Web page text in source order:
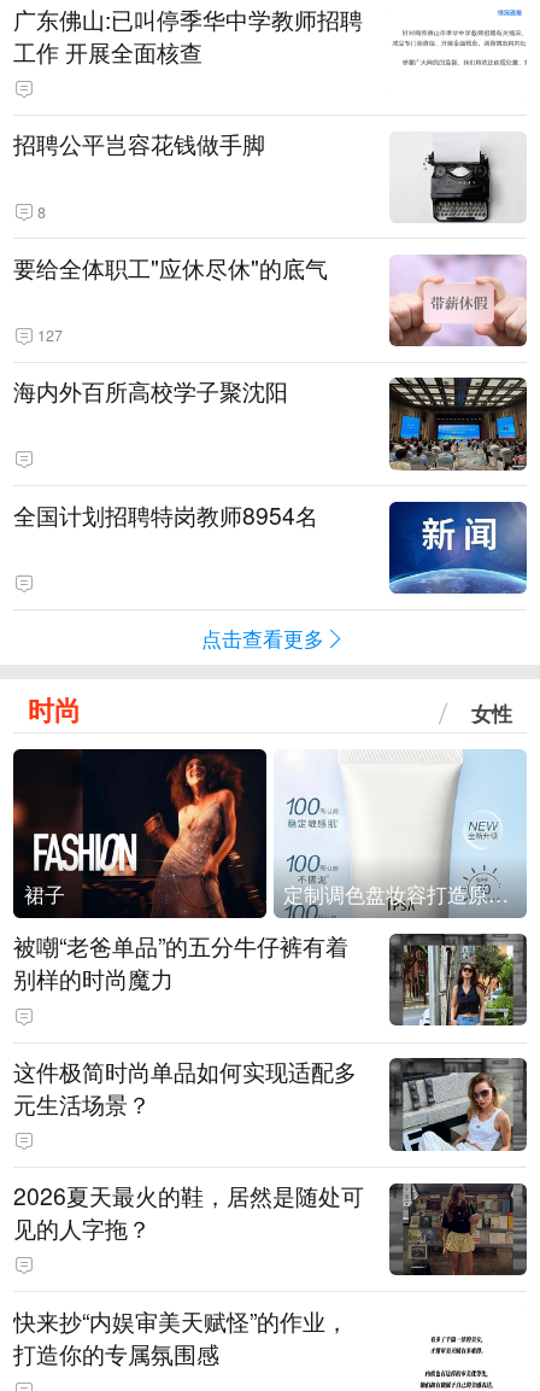
广东佛山:已叫停季华中学教师招聘
工作 开展全面核查
招聘公平岂容花钱做手脚
8
要给全体职工"应休尽休"的底气
127
海内外百所高校学子聚沈阳
全国计划招聘特岗教师8954名
点击查看更多
时尚 女性
裙子 定制调色盘妆容打造原生之美
被嘲“老爸单品”的五分牛仔裤有着
别样的时尚魔力
这件极简时尚单品如何实现适配多
元生活场景？
2026夏天最火的鞋，居然是随处可
见的人字拖？
快来抄“内娱审美天赋怪”的作业，
打造你的专属氛围感